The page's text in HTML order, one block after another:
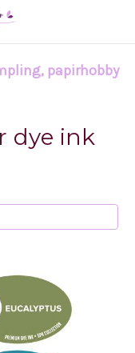
papirhobby
dye ink